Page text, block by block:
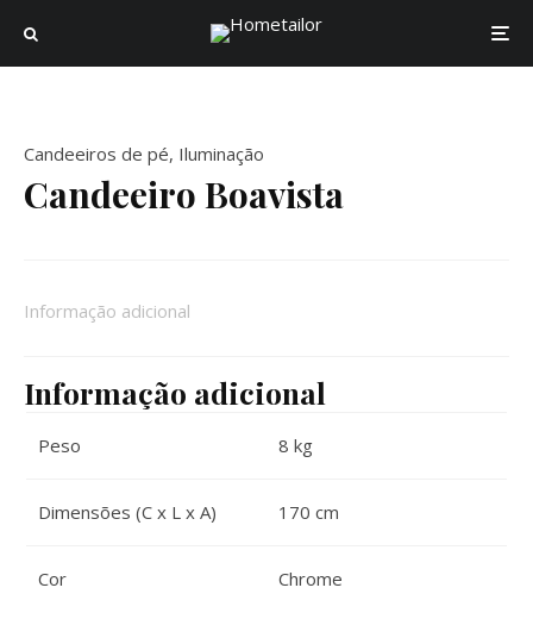
Candeeiros de pé, Iluminação
Candeeiro Boavista
Informação adicional
Informação adicional
Peso 8 kg
Dimensões (C x L x A) 170 cm
Cor Chrome